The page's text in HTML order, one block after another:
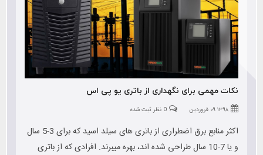
نکات مهمی برای نگهداری از باتری یو پی اس
۱۳۹۸ ۰۹ فروردین 0 نظر ثبت شده
اکثر منابع برق اضطراری از باتری های سیلد اسید که برای 3-5 سال
و یا 7-10 سال طراحی شده اند، بهره میبرند. افرادی که از باتری